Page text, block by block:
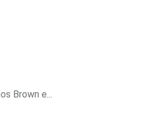
Brown e...